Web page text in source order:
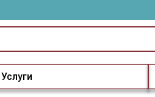
Услуги